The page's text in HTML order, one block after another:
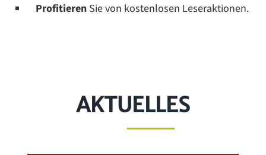
ProfitierenSie von kostenlosen Leseraktionen.
AKTUELLES